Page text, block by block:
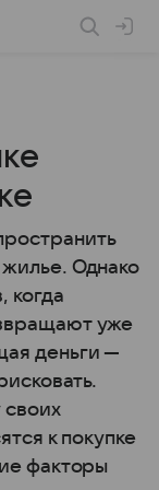
Однако
когда
уже
деньги —
к покупке
факторы